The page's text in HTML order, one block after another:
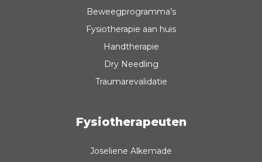
Beweegprogramma’s
Fysiotherapie aan huis
Handtherapie
Dry Needling
Traumarevalidatie
Fysiotherapeuten
Joseliene Alkemade